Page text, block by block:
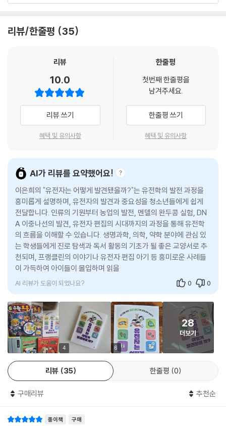
의 사전 베타리딩 및 추천으로 신뢰감을 더했습니다.
책은, 유전 물질의 발견부터 현대 유전공학까지 한 편의 모험담처럼 흥미
- 이선미 (창문여고 교사)
과학이 어렵게만 느껴지는 아이들에게 이 책은 다정한 선물입니다. 단순히
드는, 따뜻한 마음이 담겼습니다.
- 김영진 (검단중 교사)
에게 훌륭한 이정표가 됩니다. 용어 암기에 매몰된 학생들에게 유전학을
새로이 만나는 결정적 계기가 될 것입니다.
- 정수연 (광주동신여고 교사)
딱딱한 공식과 어려운 용어 대신, 마치 한 편의 이야기처럼 생명과학의 개
념들이 퍼즐 조각처럼 하나씩 맞춰지며 이해의 폭이 넓어집니다.
- 김예지 (오남중 교사)
우리가 흔히 쓰는 'DNA가 결정한다'라는 말 뒤에 숨겨진 과학자들의 치밀
한 추적 과정과 대서사시를 생생하게 담아낸 책입니다.
- 박재현 (서울 명지고 교사)
생명의 비밀을 담은 유전물질의 발견 과정을 과학자들의 탐구 모험처럼 흥
미롭게 보여줍니다.
아이들의 눈높이에 맞춰 쉽고 친절하게 설명하여 읽는 즐거움을 더했습니
다.
- 강기훈 (영남고 교사)
력에 푹 빠지게 될 텐데요. 중간중간 등장하는 과학 토론과 탐구 노트가 여
리뷰/한줄평 35
리뷰
10.0
리뷰 쓰기
혜택 및 유의사항
한줄평
첫번째 한줄평을
남겨주세요.
한줄평 쓰기
혜택 및 유의사항
AI가 리뷰를 요약했어요!
이은희의 "유전자는 어떻게 발견됐을까?"는 유전학의 발전 과정을
흥미롭게 설명하며, 유전자의 발견과 중요성을 청소년들에게 쉽게
전달합니다. 인류의 기원부터 농업의 발전, 멘델의 완두콩 실험, DN
A 이중나선의 발견, 유전자 편집의 시대까지의 과정을 통해 유전학
의 흐름을 이해할 수 있습니다. 생명과학, 의학, 약학 분야에 관심 있
는 학생들에게 진로 탐색과 독서 활동의 기초가 될 좋은 교양서로 추
천되며, 프랭클린의 이야기나 유전자 편집 아기 등 흥미로운 사례들
이 가득하여 아이들이 몰입하며 읽을 수 있습니다.
AI 리뷰가 도움이 되었나요? 0 0
4 6
28
더보기
리뷰 35 한줄평 0
구매리뷰 추천순
종이책 구매